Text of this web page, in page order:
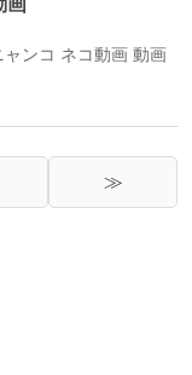
ャンコ ネコ動画 動画
≫